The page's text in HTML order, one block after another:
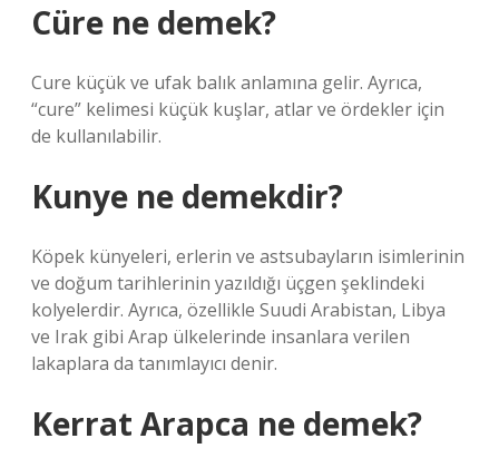
Cüre ne demek?
Cure küçük ve ufak balık anlamına gelir. Ayrıca,
“cure” kelimesi küçük kuşlar, atlar ve ördekler için
de kullanılabilir.
Kunye ne demekdir?
Köpek künyeleri, erlerin ve astsubayların isimlerinin
ve doğum tarihlerinin yazıldığı üçgen şeklindeki
kolyelerdir. Ayrıca, özellikle Suudi Arabistan, Libya
ve Irak gibi Arap ülkelerinde insanlara verilen
lakaplara da tanımlayıcı denir.
Kerrat Arapca ne demek?